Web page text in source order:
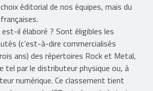
éditorial de nos équipes, mais du
il élaboré ? Sont éligibles les
(c’est-à-dire commercialisés
ans) des répertoires Rock et Metal,
tel par le distributeur physique ou, à
numérique. Ce classement tient